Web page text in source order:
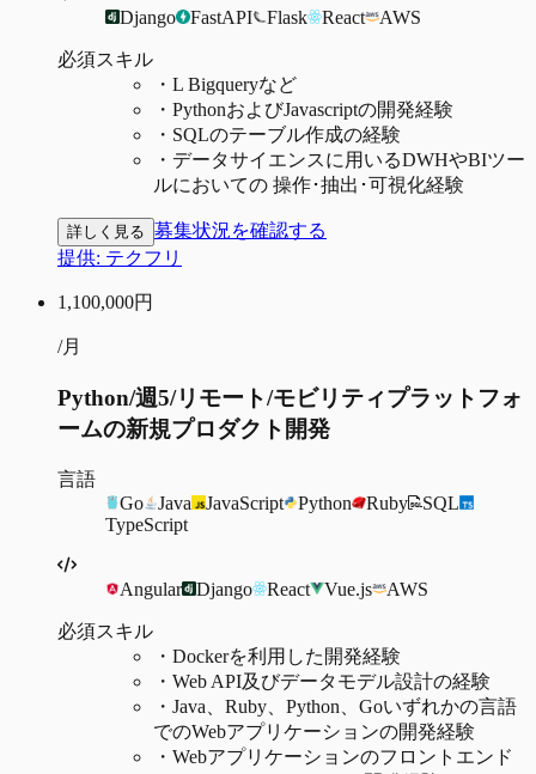
Django FastAPI Flask React AWS
必須スキル
・ L Bigqueryなど
・ PythonおよびJavascriptの開発経験
・ SQLのテーブル作成の経験
・ データサイエンスに用いるDWHやBIツー
ルにおいての 操作･抽出･可視化経験
詳しく見る 募集状況を確認する
提供: テクフリ
1,100,000円
/月
Python/週5/リモート/モビリティプラットフォ
ームの新規プロダクト開発
言語
Go
Java JavaScript Python Ruby
SQL
TypeScript
Angular Django React Vue.js AWS
必須スキル
・ Dockerを利用した開発経験
・ Web API及びデータモデル設計の経験
・ Java、Ruby、Python、Goいずれかの言語
でのWebアプリケーションの開発経験
・ Webアプリケーションのフロントエンド